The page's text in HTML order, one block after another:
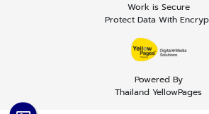
Work is Secure
Protect Data With
Powered By
Thailand YellowPages